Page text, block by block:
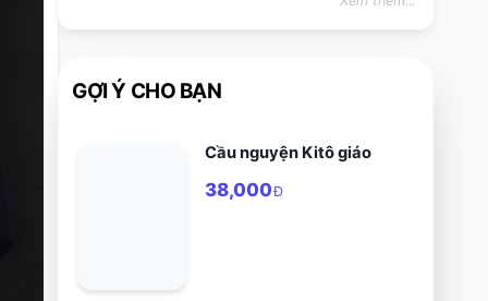
GỢI Ý CHO BẠN
Cầu nguyện Kitô giáo
38,000Đ